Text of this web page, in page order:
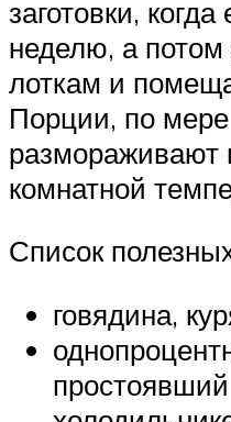
заготовки,
неделю, а потом
лоткам и
Порции, по
размораживают
комнатной
Список
говядина,